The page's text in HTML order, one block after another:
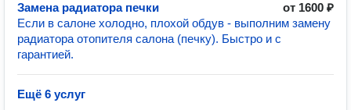
Замена радиатора печки
от 1600 ₽
Если в салоне холодно, плохой обдув - выполним замену
радиатора отопителя салона (печку). Быстро и с
гарантией.
Ещё 6 услуг